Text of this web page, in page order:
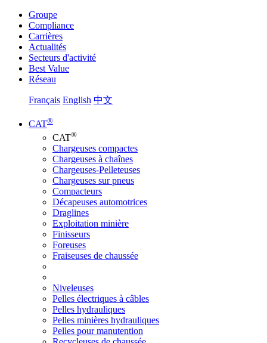
Groupe
Compliance
Carrières
Actualités
Secteurs d'activité
Best Value
Réseau
Français English 中文
CAT®
CAT®
Chargeuses compactes
Chargeuses à chaînes
Chargeuses-Pelleteuses
Chargeuses sur pneus
Compacteurs
Décapeuses automotrices
Draglines
Exploitation minière
Finisseurs
Foreuses
Fraiseuses de chaussée
Niveleuses
Pelles électriques à câbles
Pelles hydrauliques
Pelles minières hydrauliques
Pelles pour manutention